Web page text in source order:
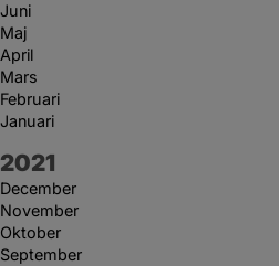
Juni
Maj
April
Mars
Februari
Januari
År:
2021
December
November
Oktober
September